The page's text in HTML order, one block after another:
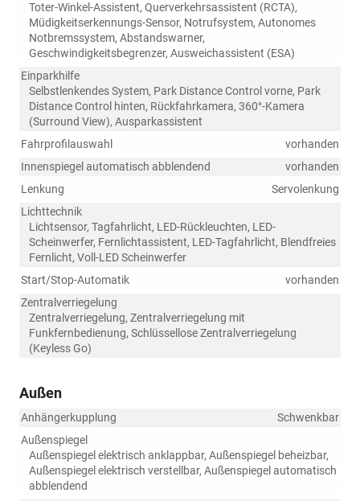
Toter-Winkel-Assistent, Querverkehrsassistent (RCTA),
Müdigkeitserkennungs-Sensor, Notrufsystem, Autonomes
Notbremssystem, Abstandswarner,
Geschwindigkeitsbegrenzer, Ausweichassistent (ESA)
Einparkhilfe
Selbstlenkendes System, Park Distance Control vorne, Park
Distance Control hinten, Rückfahrkamera, 360°-Kamera
(Surround View), Ausparkassistent
Fahrprofilauswahl
vorhanden
Innenspiegel automatisch abblendend
vorhanden
Lenkung
Servolenkung
Lichttechnik
Lichtsensor, Tagfahrlicht, LED-Rückleuchten, LED-
Scheinwerfer, Fernlichtassistent, LED-Tagfahrlicht, Blendfreies
Fernlicht, Voll-LED Scheinwerfer
Start/Stop-Automatik
vorhanden
Zentralverriegelung
Zentralverriegelung, Zentralverriegelung mit
Funkfernbedienung, Schlüssellose Zentralverriegelung
(Keyless Go)
Außen
Anhängerkupplung
Schwenkbar
Außenspiegel
Außenspiegel elektrisch anklappbar, Außenspiegel beheizbar,
Außenspiegel elektrisch verstellbar, Außenspiegel automatisch
abblendend